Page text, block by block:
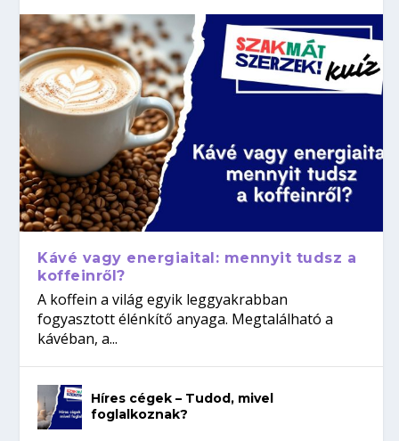
Kávé vagy energiaital: mennyit tudsz a
koffeinről?
A koffein a világ egyik leggyakrabban
fogyasztott élénkítő anyaga. Megtalálható a
kávéban, a...
Híres cégek – Tudod, mivel
foglalkoznak?